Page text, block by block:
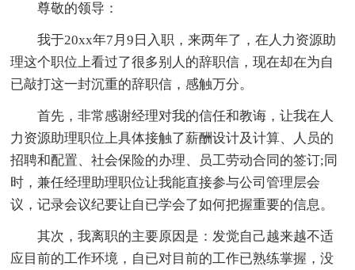
尊敬的领导：
我于20xx年7月9日入职，来两年了，在人力资源助
理这个职位上看过了很多别人的辞职信，现在却在为自
已敲打这一封沉重的辞职信，感触万分。
首先，非常感谢经理对我的信任和教诲，让我在人
力资源助理职位上具体接触了薪酬设计及计算、人员的
招聘和配置、社会保险的办理、员工劳动合同的签订;同
时，兼任经理助理职位让我能直接参与公司管理层会
议，记录会议纪要让自已学会了如何把握重要的信息。
其次，我离职的主要原因是：发觉自己越来越不适
应目前的工作环境，自已对目前的工作已熟练掌握，没